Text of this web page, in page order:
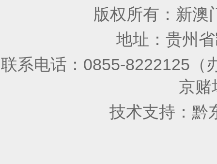
版权所有：新
地址：贵州
联系电话：0855-8222125（
京赌
技术支持： 黔